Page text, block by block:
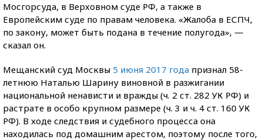
Мосгорсуда, в Верховном суде РФ, а также в
Европейским суде по правам человека. «Жалоба в ЕСПЧ,
по закону, может быть подана в течение полугода», —
сказал он.
Мещанский суд Москвы 5 июня 2017 года признал 58-
летнюю Наталью Шарину виновной в разжигании
национальной ненависти и вражды (ч. 2 ст. 282 УК РФ) и
растрате в особо крупном размере (ч. 3 и ч. 4 ст. 160 УК
РФ). В ходе следствия и судебного процесса она
находилась под домашним арестом, поэтому после того,